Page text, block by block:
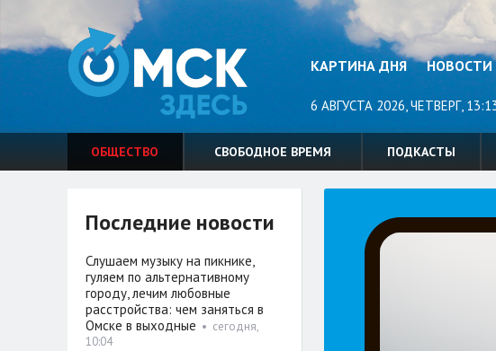
КАРТИНА ДНЯ
6 АВГУСТА 2026, ЧЕТВЕРГ,
ОБЩЕСТВО СВОБОДНОЕ ВРЕМЯ ПОДКАСТЫ
Последние новости
Слушаем музыку на пикнике,
гуляем по альтернативному
городу, лечим любовные
расстройства: чем заняться в
Омске в выходные • сегодня,
10:04